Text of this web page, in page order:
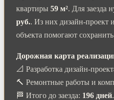
квартиры 59 м². Для заезда
руб.. Из них дизайн-проект
объекта помогают
Дорожная карта
📐 Разработка дизайн-
🔨 Ремонтные работы и
🏁 Итого до заезда: 196 дней.